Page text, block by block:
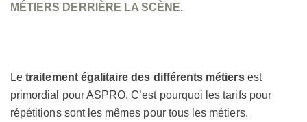
MÉTIERS DERRIÈRE LA SCÈNE.
Letraitement égalitaire des différents métiers est
primordial pour ASPRO. C’est pourquoi les tarifs pour
répétitions sont les mêmes pour tous les métiers.